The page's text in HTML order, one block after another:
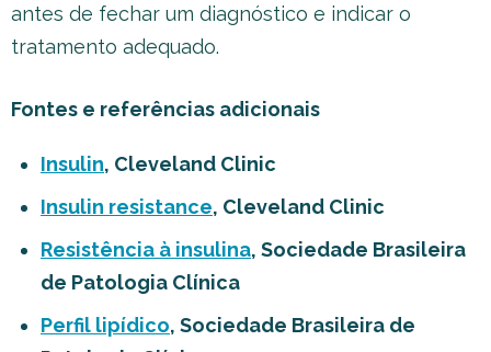
antes de fechar um diagnóstico e indicar o
tratamento adequado.
Fontes e referências adicionais
Insulin, Cleveland Clinic
Insulin resistance, Cleveland Clinic
Resistência à insulina, Sociedade Brasileira
de Patologia Clínica
Perfil lipídico, Sociedade Brasileira de